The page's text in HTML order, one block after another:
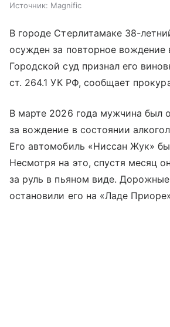
Источник: Magnific
В городе Стерлитамаке 38-
осужден за повторное вождение
Городской суд признал его
ст. 264.1 УК РФ, сообщает
В марте 2026 года мужчина был
за вождение в состоянии
Его автомобиль «Ниссан Жук»
Несмотря на это, спустя месяц
за руль в пьяном виде.
остановили его на «Ладе